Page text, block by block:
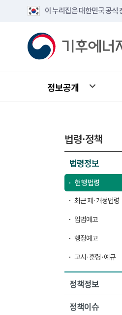
이 누리집은 대한민국 공식
정보공개
법령·정책
법령정보
현행법령
최근 제·개정법령
입법예고
행정예고
고시·훈령·예규
정책정보
정책이슈